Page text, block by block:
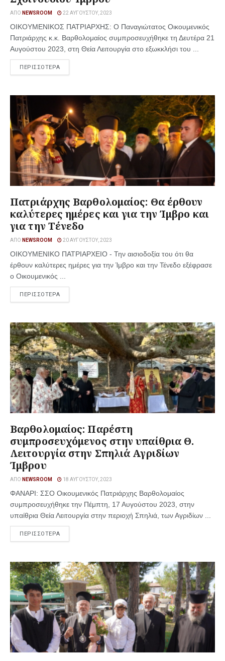
ΑΠΌ NEWSROOM 22 ΑΥΓΟΎΣΤΟΥ, 2023
ΟΙΚΟΥΜΕΝΙΚΟΣ ΠΑΤΡΙΑΡΧΗΣ: Ο Παναγιώτατος Οικουμενικός
Πατριάρχης κ.κ. Βαρθολομαίος συμπροσευχήθηκε τη Δευτέρα 21
Αυγούστου 2023, στη Θεία Λειτουργία στο εξωκκλήσι του ...
ΠΕΡΙΣΣΟΤΕΡΑ
Πατριάρχης Βαρθολομαίος: Θα έρθουν
καλύτερες ημέρες και για την Ίμβρο και
για την Τένεδο
ΑΠΌ NEWSROOM 20 ΑΥΓΟΎΣΤΟΥ, 2023
ΟΙΚΟΥΜΕΝΙΚΟ ΠΑΤΡΙΑΡΧΕΙΟ - Την αισιοδοξία του ότι θα
έρθουν καλύτερες ημέρες για την Ίμβρο και την Τένεδο εξέφρασε
ο Οικουμενικός ...
ΠΕΡΙΣΣΟΤΕΡΑ
Βαρθολομαίος: Παρέστη
συμπροσευχόμενος στην υπαίθρια Θ.
Λειτουργία στην Σπηλιά Αγριδίων
Ίμβρου
ΑΠΌ NEWSROOM 18 ΑΥΓΟΎΣΤΟΥ, 2023
ΦΑΝΑΡΙ: ΣΣO Οικουμενικός Πατριάρχης Βαρθολομαίος
συμπροσευχήθηκε την Πέμπτη, 17 Αυγούστου 2023, στην
υπαίθρια Θεία Λειτουργία στην περιοχή Σπηλιά, των Αγριδίων ...
ΠΕΡΙΣΣΟΤΕΡΑ